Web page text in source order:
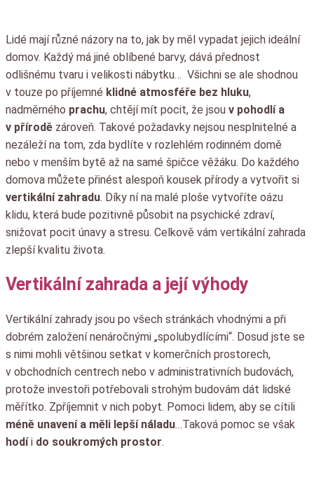
Lidé mají různé názory na to, jak by měl vypadat jejich ideální
domov. Každý má jiné oblíbené barvy, dává přednost
odlišnému tvaru i velikosti nábytku… Všichni se ale shodnou
v touze po příjemné klidné atmosféře bez hluku,
nadměrného prachu, chtějí mít pocit, že jsou v pohodlí a
v přírodě zároveň. Takové požadavky nejsou nesplnitelné a
nezáleží na tom, zda bydlíte v rozlehlém rodinném domě
nebo v menším bytě až na samé špičce věžáku. Do každého
domova můžete přinést alespoň kousek přírody a vytvořit si
vertikální zahradu. Díky ní na malé ploše vytvoříte oázu
klidu, která bude pozitivně působit na psychické zdraví,
snižovat pocit únavy a stresu. Celkově vám vertikální zahrada
zlepší kvalitu života.
Vertikální zahrada a její výhody
Vertikální zahrady jsou po všech stránkách vhodnými a při
dobrém založení nenáročnými „spolubydlícími“. Dosud jste se
s nimi mohli většinou setkat v komerčních prostorech,
v obchodních centrech nebo v administrativních budovách,
protože investoři potřebovali strohým budovám dát lidské
měřítko. Zpříjemnit v nich pobyt. Pomoci lidem, aby se cítili
méně unavení a měli lepší náladu…Taková pomoc se však
hodíi do soukromých prostor.